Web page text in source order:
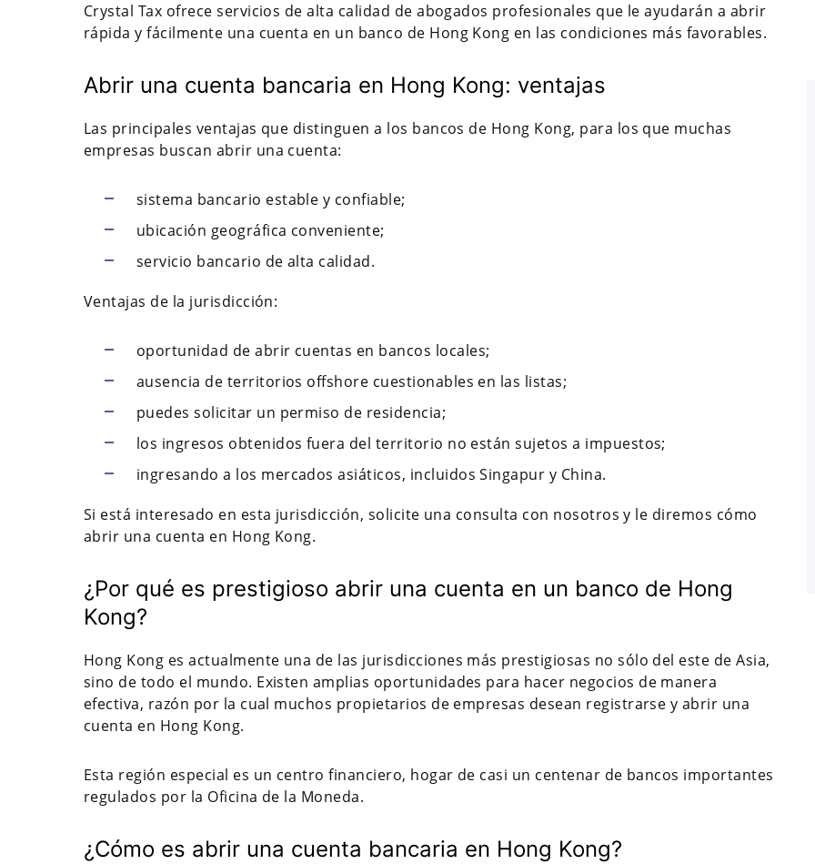
Crystal Tax ofrece servicios de alta calidad de abogados profesionales que le ayudarán a abrir
rápida y fácilmente una cuenta en un banco de Hong Kong en las condiciones más favorables.
Abrir una cuenta bancaria en Hong Kong: ventajas
Las principales ventajas que distinguen a los bancos de Hong Kong, para los que muchas
empresas buscan abrir una cuenta:
sistema bancario estable y confiable;
ubicación geográfica conveniente;
servicio bancario de alta calidad.
Ventajas de la jurisdicción:
oportunidad de abrir cuentas en bancos locales;
ausencia de territorios offshore cuestionables en las listas;
puedes solicitar un permiso de residencia;
los ingresos obtenidos fuera del territorio no están sujetos a impuestos;
ingresando a los mercados asiáticos, incluidos Singapur y China.
Si está interesado en esta jurisdicción, solicite una consulta con nosotros y le diremos cómo
abrir una cuenta en Hong Kong.
¿Por qué es prestigioso abrir una cuenta en un banco de Hong
Kong?
Hong Kong es actualmente una de las jurisdicciones más prestigiosas no sólo del este de Asia,
sino de todo el mundo. Existen amplias oportunidades para hacer negocios de manera
efectiva, razón por la cual muchos propietarios de empresas desean registrarse y abrir una
cuenta en Hong Kong.
Esta región especial es un centro financiero, hogar de casi un centenar de bancos importantes
regulados por la Oficina de la Moneda.
¿Cómo es abrir una cuenta bancaria en Hong Kong?